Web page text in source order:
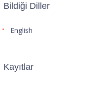
Bildiği Diller
English
Kayıtlar